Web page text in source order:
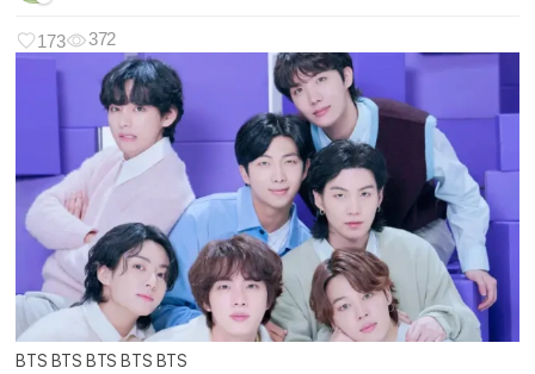
173 372
BTS BTS BTS BTS BTS